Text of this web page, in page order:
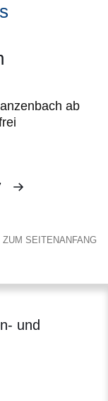
ab
Nächste
ZUM SEITENANFANG
und